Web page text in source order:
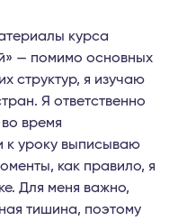
курса
— помимо основных
структур, я изучаю
Я ответственно
время
к уроку выписываю
как правило, я
Для меня важно,
тишина, поэтому